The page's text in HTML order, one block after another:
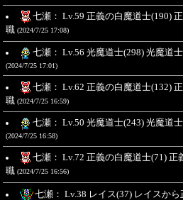
七瀬： Lv.59 正義の白魔道士(190)
職 (2024/7/25 17:08)
七瀬： Lv.56 光魔道士(298) 光魔道
(2024/7/25 17:01)
七瀬： Lv.62 正義の白魔道士(132)
職 (2024/7/25 16:59)
七瀬： Lv.50 光魔道士(243) 光魔道
(2024/7/25 16:58)
七瀬： Lv.72 正義の白魔道士(71)
職 (2024/7/25 16:56)
七瀬： Lv.38 レイス(37) レイスか